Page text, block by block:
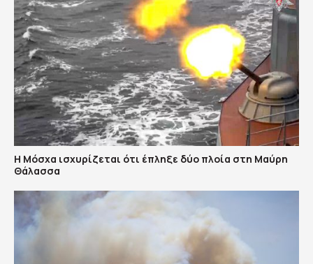
Η Μόσχα ισχυρίζεται ότι έπληξε δύο πλοία στη Μαύρη
Θάλασσα